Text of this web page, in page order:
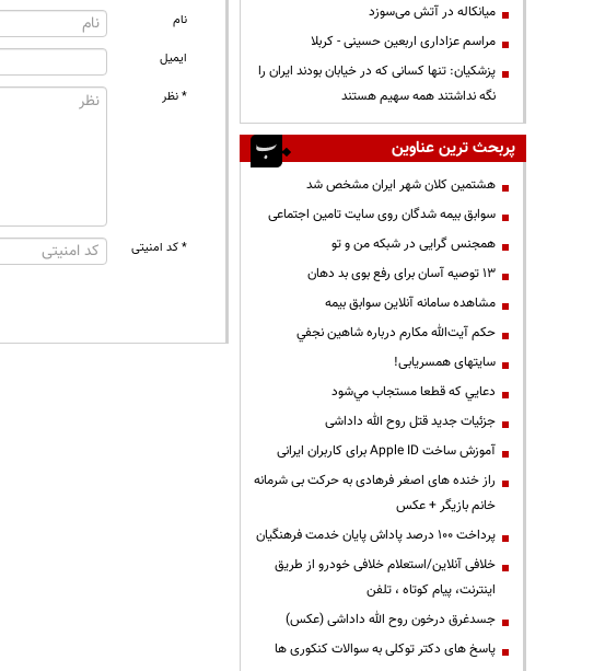
نام
ایمیل
* نظر
* کد امنیتی
میانکاله در آتش می‌سوزد
مراسم عزاداری اربعین حسینی - کربلا
پزشکیان: تنها کسانی که در خیابان بودند ایران را
نگه نداشتند همه سهیم هستند
پربحث ترین عناوین
هشتمین کلان شهر ایران مشخص شد
سوابق بیمه شدگان روی سایت تامین اجتماعی
همجنس گرایی در شبکه من و تو
13 توصیه آسان برای رفع بوی بد دهان
مشاهده سامانه آنلاين سوابق بیمه
حكم آيت‌الله مكارم درباره شاهين نجفي
سایتهای همسریابی!
دعايي كه قطعا مستجاب مي‌شود
جزئیات جدید قتل روح الله داداشی
آموزش ساخت Apple ID برای کاربران ایرانی
راز خنده های اصغر فرهادی به حرکت بی شرمانه
خانم بازیگر + عکس
پرداخت ۱۰۰ درصد پاداش پایان خدمت فرهنگیان
خلافی آنلاین/استعلام خلافی خودرو از طریق
اینترنت، پیام کوتاه ، تلفن
جسدغرق درخون روح الله داداشی (عکس)
پاسخ های دکتر توکلی به سوالات کنکوری ها